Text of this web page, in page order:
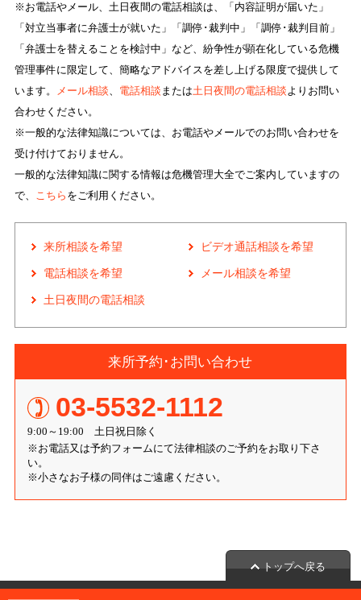
※お電話やメール、土日夜間の電話相談は、「内容証明が届いた」
「対立当事者に弁護士が就いた」「調停･裁判中」「調停･裁判目前」
「弁護士を替えることを検討中」など、紛争性が顕在化している危機
管理事件に限定して、簡略なアドバイスを差し上げる限度で提供して
います。
メール相談、 電話相談 または土日夜間の電話相談よりお問い
合わせください。
※一般的な法律知識については、お電話やメールでのお問い合わせを
受け付けておりません。
一般的な法律知識に関する情報は危機管理大全でご案内していますの
で、 こちら をご利用ください。
来所相談を希望 ビデオ通話相談を希望
電話相談を希望 メール相談を希望
土日夜間の電話相談
来所予約･お問い合わせ
03-5532-1112
9:00～19:00 土日祝日除く
※お電話又は予約フォームにて法律相談のご予約をお取り下さ
い。
※小さなお子様の同伴はご遠慮ください。
トップへ戻る